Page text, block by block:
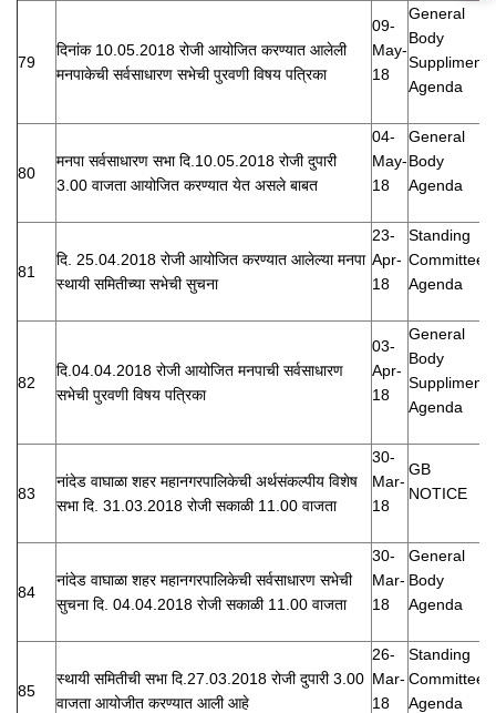
79
दिनांक 10.05.2018 रोजी आयोजित करण्यात आलेली
मनपाकेची सर्वसाधारण सभेची पुरवणी विषय पत्रिका
09-
May-
18
General
Body
Suppliment
Agenda
80
मनपा सर्वसाधारण सभा दि.10.05.2018 रोजी दुपारी
3.00 वाजता आयोजित करण्यात येत असले बाबत
04-
May-
18
General
Body
Agenda
81
दि. 25.04.2018 रोजी आयोजित करण्यात आलेल्या मनपा
स्थायी समितीच्या सभेची सुचना
23-
Apr-
18
Standing
Committee
Agenda
82
दि.04.04.2018 रोजी आयोजित मनपाची सर्वसाधारण
सभेची पुरवणी विषय पत्रिका
03-
Apr-
18
General
Body
Suppliment
Agenda
83
नांदेड वाघाळा शहर महानगरपालिकेची अर्थसंकल्पीय विशेष
सभा दि. 31.03.2018 रोजी सकाळी 11.00 वाजता
30-
Mar-
18
GB
NOTICE
84
नांदेड वाघाळा शहर महानगरपालिकेची सर्वसाधारण सभेची
सुचना दि. 04.04.2018 रोजी सकाळी 11.00 वाजता
30-
Mar-
18
General
Body
Agenda
85
स्थायी समितीची सभा दि.27.03.2018 रोजी दुपारी 3.00
वाजता आयोजीत करण्यात आली आहे
26-
Mar-
18
Standing
Committee
Agenda